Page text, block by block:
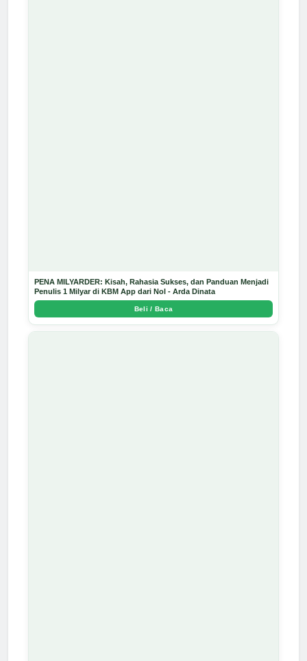
PENA MILYARDER: Kisah, Rahasia Sukses, dan Panduan Menjadi
Penulis 1 Milyar di KBM App dari Nol - Arda Dinata
Beli / Baca